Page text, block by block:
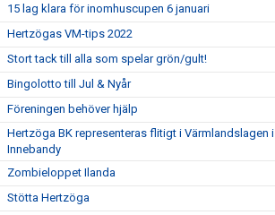
15 lag klara för inomhuscupen 6 januari
Hertzögas VM-tips 2022
Stort tack till alla som spelar grön/gult!
Bingolotto till Jul & Nyår
Föreningen behöver hjälp
Hertzöga BK representeras flitigt i Värmlandslagen i
Innebandy
Zombieloppet Ilanda
Stötta Hertzöga